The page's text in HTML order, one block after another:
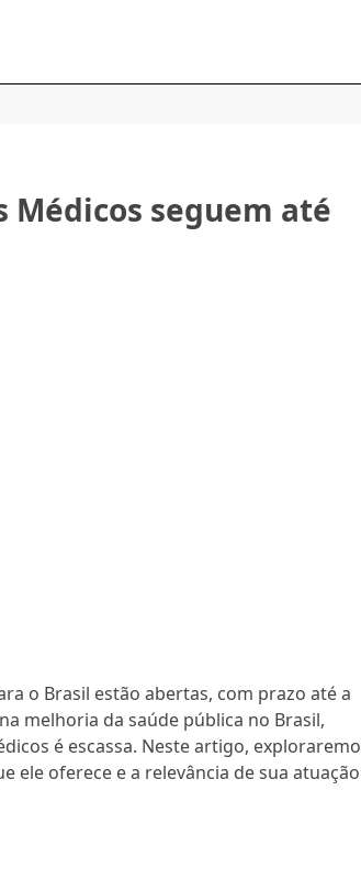
Médicos seguem até
o Brasil estão abertas, com prazo até a
melhoria da saúde pública no Brasil,
é escassa. Neste artigo,
ele oferece e a relevância de sua atuação